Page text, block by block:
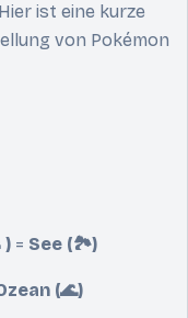
ist eine kurze
von Pokémon
= See (🏞️)
(🌊)